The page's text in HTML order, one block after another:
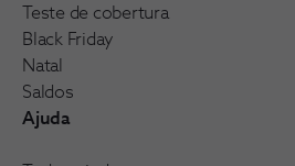
Teste de cobertura
Black Friday
Natal
Saldos
Ajuda